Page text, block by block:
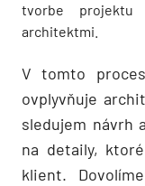
tvorbe projektu
architektmi.
V tomto
ovplyvňuje
sledujem návrh
na detaily,
klient.